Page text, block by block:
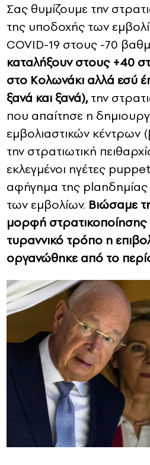
Σας θυμίζουμε την
της υποδοχής των
COVID-19 στους -70
καταλήξουν στους +40
στο Κολωνάκι αλλά εσύ
ξανά και ξανά),την
που απαίτησε η
εμβολιαστικών κέντρων
την στρατιωτική
εκλεγμένοι ηγέτες
αφήγημα της planδημίας
των εμβολίων. Βιώσαμε
μορφή
τυραννικό τρόπο η
οργανώθηκε από το